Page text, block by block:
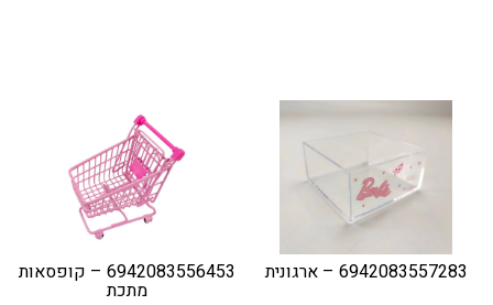
6942083557283 – ארגונית 6942083556453 – קופסאות
מתכת